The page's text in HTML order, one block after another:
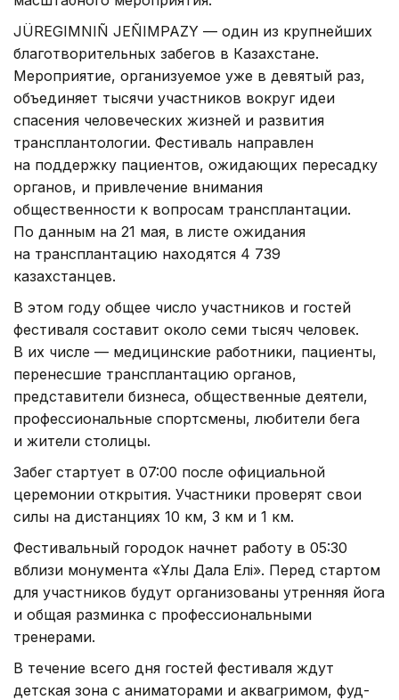
JÜREGIMNIÑ JEÑIMPAZY — один из крупнейших
благотворительных забегов в Казахстане.
Мероприятие, организуемое уже в девятый раз,
объединяет тысячи участников вокруг идеи
спасения человеческих жизней и развития
трансплантологии. Фестиваль направлен
на поддержку пациентов, ожидающих пересадку
органов, и привлечение внимания
общественности к вопросам трансплантации.
По данным на 21 мая, в листе ожидания
на трансплантацию находятся 4 739
казахстанцев.
В этом году общее число участников и гостей
фестиваля составит около семи тысяч человек.
В их числе — медицинские работники, пациенты,
перенесшие трансплантацию органов,
представители бизнеса, общественные деятели,
профессиональные спортсмены, любители бега
и жители столицы.
Забег стартует в 07:00 после официальной
церемонии открытия. Участники проверят свои
силы на дистанциях 10 км, 3 км и 1 км.
Фестивальный городок начнет работу в 05:30
вблизи монумента «Ұлы Дала Елі». Перед стартом
для участников будут организованы утренняя йога
и общая разминка с профессиональными
тренерами.
В течение всего дня гостей фестиваля ждут
детская зона с аниматорами и аквагримом, фуд-